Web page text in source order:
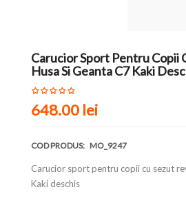
Carucior Sport Pentru Copii
Husa Si Geanta C7 Kaki
648.00 lei
COD PRODUS: MO_9247
Carucior sport pentru copii cu sezut
Kaki deschis